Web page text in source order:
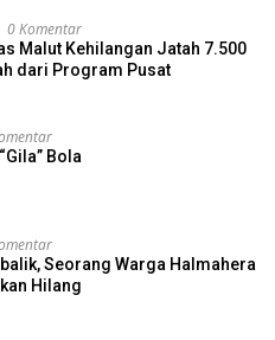
0 Komentar
Malut Kehilangan Jatah 7.500
dari Program Pusat
Bola
Seorang Warga Halmahera
Hilang